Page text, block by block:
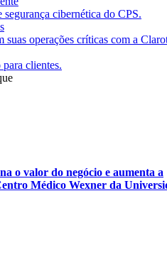
cibernética do CPS.
suas operações críticas com a
clientes.
o valor do negócio e aumenta a
Médico Wexner da